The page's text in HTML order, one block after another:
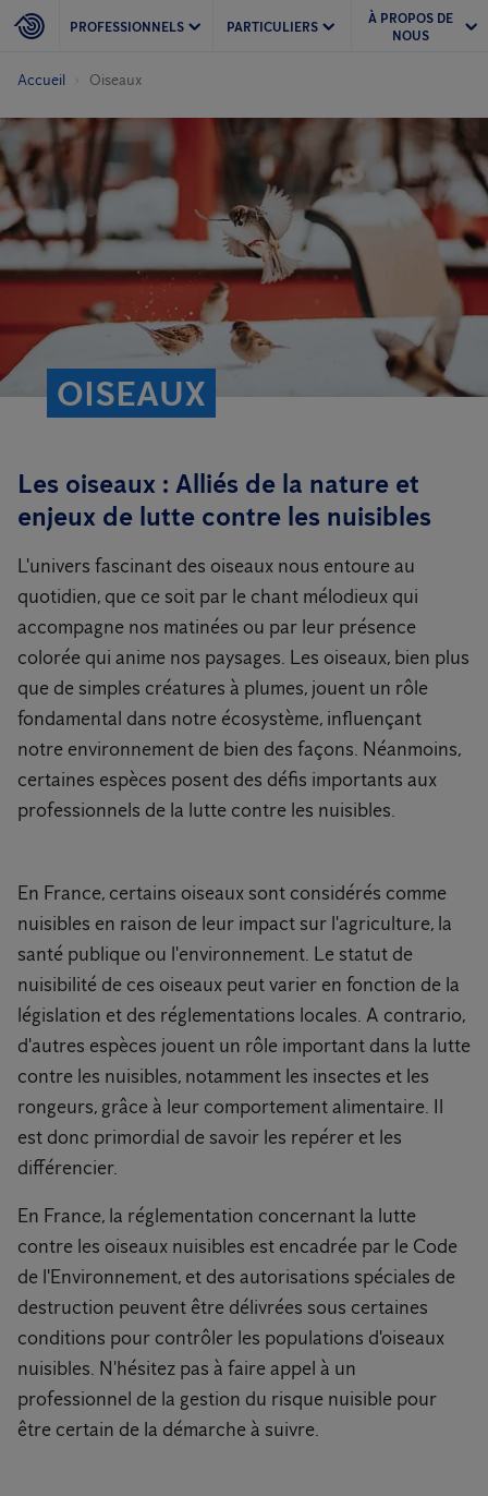
PROFESSIONNELS PARTICULIERS
À PROPOS DE
NOUS
Accueil Oiseaux
OISEAUX
Les oiseaux : Alliés de la nature et
enjeux de lutte contre les nuisibles
L'univers fascinant des oiseaux nous entoure au
quotidien, que ce soit par le chant mélodieux qui
accompagne nos matinées ou par leur présence
colorée qui anime nos paysages. Les oiseaux, bien plus
que de simples créatures à plumes, jouent un rôle
fondamental dans notre écosystème, influençant
notre environnement de bien des façons. Néanmoins,
certaines espèces posent des défis importants aux
professionnels de la lutte contre les nuisibles.
En France, certains oiseaux sont considérés comme
nuisibles en raison de leur impact sur l'agriculture, la
santé publique ou l'environnement. Le statut de
nuisibilité de ces oiseaux peut varier en fonction de la
législation et des réglementations locales. A contrario,
d'autres espèces jouent un rôle important dans la lutte
contre les nuisibles, notamment les insectes et les
rongeurs, grâce à leur comportement alimentaire. Il
est donc primordial de savoir les repérer et les
différencier.
En France, la réglementation concernant la lutte
contre les oiseaux nuisibles est encadrée par le Code
de l'Environnement, et des autorisations spéciales de
destruction peuvent être délivrées sous certaines
conditions pour contrôler les populations d'oiseaux
nuisibles. N'hésitez pas à faire appel à un
professionnel de la gestion du risque nuisible pour
être certain de la démarche à suivre.